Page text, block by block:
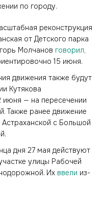
по городу.
реконструкция
от Детского парка
Молчанов говорил
15 июня.
движения также будут
Кутякова
июня — на пересечении
Также ранее движение
с Большой
дня 27 мая действуют
улицы Рабочей
Их ввели из-